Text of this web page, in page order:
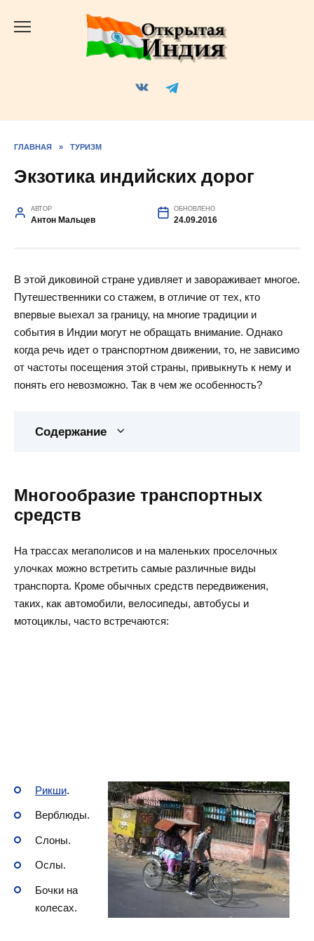
ГЛАВНАЯ » ТУРИЗМ
Экзотика индийских дорог
АВТОР
Антон Мальцев
ОБНОВЛЕНО
24.09.2016
В этой диковиной стране удивляет и завораживает многое.
Путешественники со стажем, в отличие от тех, кто
впервые выехал за границу, на многие традиции и
события в Индии могут не обращать внимание. Однако
когда речь идет о транспортном движении, то, не зависимо
от частоты посещения этой страны, привыкнуть к нему и
понять его невозможно. Так в чем же особенность?
Содержание
Многообразие транспортных
средств
На трассах мегаполисов и на маленьких проселочных
улочках можно встретить самые различные виды
транспорта. Кроме обычных средств передвижения,
таких, как автомобили, велосипеды, автобусы и
мотоциклы, часто встречаются:
Рикши.
Верблюды.
Слоны.
Ослы.
Бочки на
колесах.